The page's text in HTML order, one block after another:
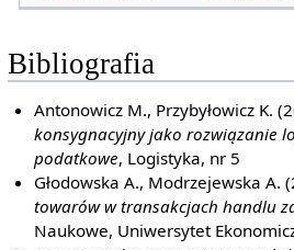
Bibliografia
Antonowicz M., Przybyłowicz K.
konsygnacyjny jako rozwiązanie
podatkowe, Logistyka, nr 5
Głodowska A., Modrzejewska A.
towarów w transakcjach handlu
Naukowe, Uniwersytet